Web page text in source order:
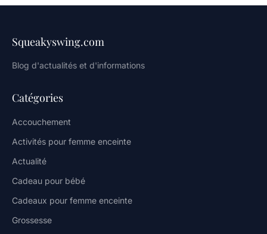
Squeakyswing.com
Blog d'actualités et d'informations
Catégories
Accouchement
Activités pour femme enceinte
Actualité
Cadeau pour bébé
Cadeaux pour femme enceinte
Grossesse